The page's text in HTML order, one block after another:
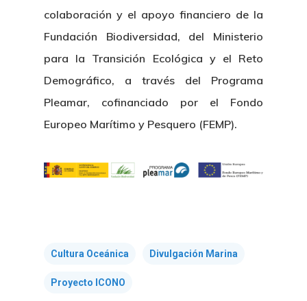
colaboración y el apoyo financiero de la
Fundación Biodiversidad, del Ministerio
para la Transición Ecológica y el Reto
Demográfico, a través del Programa
Pleamar, cofinanciado por el Fondo
Europeo Marítimo y Pesquero (FEMP).
Cultura Oceánica Divulgación Marina
Proyecto ICONO